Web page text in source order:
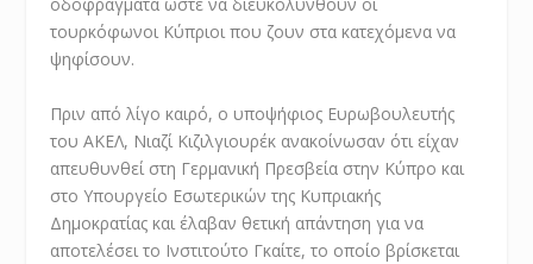
οδοφράγματα ώστε να διευκολυνθούν οι
τουρκόφωνοι Κύπριοι που ζουν στα κατεχόμενα να
ψηφίσουν.
Πριν από λίγο καιρό, ο υποψήφιος Ευρωβουλευτής
του ΑΚΕΛ, Νιαζί Κιζιλγιουρέκ ανακοίνωσαν ότι είχαν
απευθυνθεί στη Γερμανική Πρεσβεία στην Κύπρο και
στο Υπουργείο Εσωτερικών της Κυπριακής
Δημοκρατίας και έλαβαν θετική απάντηση για να
αποτελέσει το Ινστιτούτο Γκαίτε, το οποίο βρίσκεται